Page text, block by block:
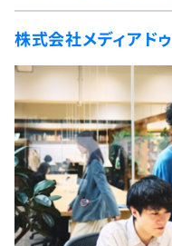
新卒エージェント
イベント・セミナー
インタビュー
就活成功ガイド
4択課題
ナレッジ
リファレンス
プラン
個人向けプラン
評価結果一覧
再チャレンジ結果一覧
Tech Team Journal
paiza times
note
paizaとは？
株式会社メディアドゥ